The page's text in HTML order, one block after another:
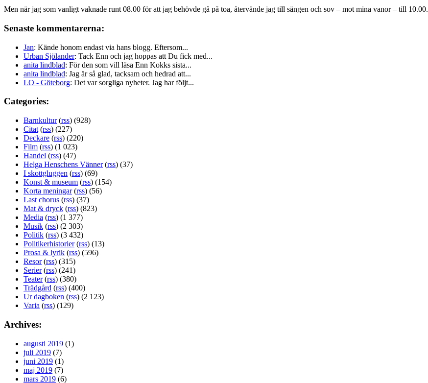
Men när jag som vanligt vaknade runt 08.00 för att jag behövde gå på toa, återvände jag till sängen och sov – mot mina vanor – till 10.00.
Senaste kommentarerna:
Jan: Kände honom endast via hans blogg. Eftersom...
Urban Sjölander: Tack Enn och jag hoppas att Du fick med...
anita lindblad: För den som vill läsa Enn Kokks sista...
anita lindblad: Jag är så glad, tacksam och hedrad att...
LO - Göteborg: Det var sorgliga nyheter. Jag har följt...
Categories:
Barnkultur(rss) (928)
Citat (rss) (227)
Deckare (rss) (220)
Film (rss) (1 023)
Handel (rss) (47)
Helga Henschens Vänner(rss) (37)
I skottgluggen (rss) (69)
Konst & museum (rss) (154)
Korta meningar(rss) (56)
Last chorus (rss) (37)
Mat & dryck (rss) (823)
Media (rss) (1 377)
Musik (rss) (2 303)
Politik (rss) (3 432)
Politikerhistorier(rss) (13)
Prosa & lyrik (rss) (596)
Resor(rss) (315)
Serier(rss) (241)
Teater(rss) (380)
Trädgård (rss) (400)
Ur dagboken (rss) (2 123)
Varia (rss) (129)
Archives:
augusti 2019 (1)
juli 2019 (7)
juni 2019 (1)
maj 2019 (7)
mars 2019 (6)